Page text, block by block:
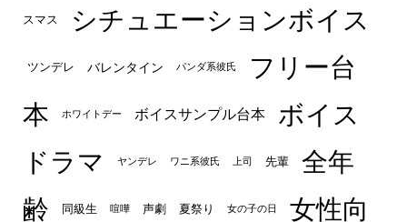
スマス シチュエーションボイス
ツンデレ バレンタイン パンダ系彼氏
フリー台
本
ホワイトデー ボイスサンプル台本
ボイス
ドラマ
ヤンデレ ワニ系彼氏 上司 先輩
全年
齢
同級生 喧嘩 声劇 夏祭り 女の子の日
女性向